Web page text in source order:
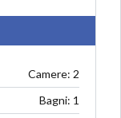
Camere: 2
Bagni: 1